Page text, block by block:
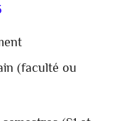
(faculté ou